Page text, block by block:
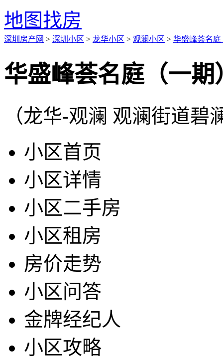
地图找房
深圳房产网 > 深圳小区 > 龙华小区 > 观澜小区 > 华盛峰荟名庭
华盛峰荟名庭（一期
（龙华-观澜 观澜街道
小区首页
小区详情
小区二手房
小区租房
房价走势
小区问答
金牌经纪人
小区攻略